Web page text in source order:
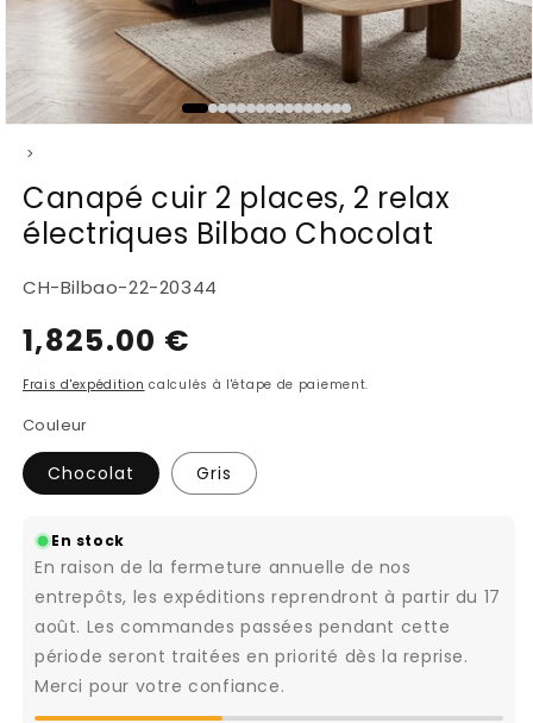
média
dans
fenêtre
modale
>
Canapé cuir 2 places, 2 relax
électriques Bilbao Chocolat
SKU:
CH-Bilbao-22-20344
Prix
1,825.00 €
Frais d'expédition calculés à l'étape de paiement.
Couleur
Chocolat Gris
En stock
En raison de la fermeture annuelle de nos
entrepôts, les expéditions reprendront à partir du 17
août. Les commandes passées pendant cette
période seront traitées en priorité dès la reprise.
Merci pour votre confiance.